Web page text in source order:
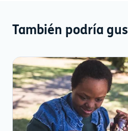
También podría